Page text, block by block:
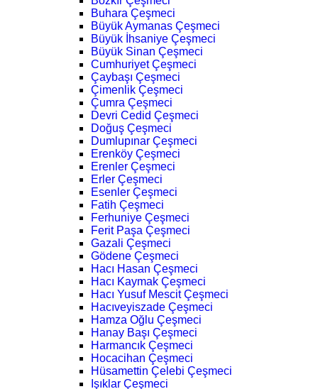
Buhara Çeşmeci
Büyük Aymanas Çeşmeci
Büyük İhsaniye Çeşmeci
Büyük Sinan Çeşmeci
Cumhuriyet Çeşmeci
Çaybaşı Çeşmeci
Çimenlik Çeşmeci
Çumra Çeşmeci
Devri Cedid Çeşmeci
Doğuş Çeşmeci
Dumlupınar Çeşmeci
Erenköy Çeşmeci
Erenler Çeşmeci
Erler Çeşmeci
Esenler Çeşmeci
Fatih Çeşmeci
Ferhuniye Çeşmeci
Ferit Paşa Çeşmeci
Gazali Çeşmeci
Gödene Çeşmeci
Hacı Hasan Çeşmeci
Hacı Kaymak Çeşmeci
Hacı Yusuf Mescit Çeşmeci
Hacıveyiszade Çeşmeci
Hamza Oğlu Çeşmeci
Hanay Başı Çeşmeci
Harmancık Çeşmeci
Hocacihan Çeşmeci
Hüsamettin Çelebi Çeşmeci
Işıklar Çeşmeci